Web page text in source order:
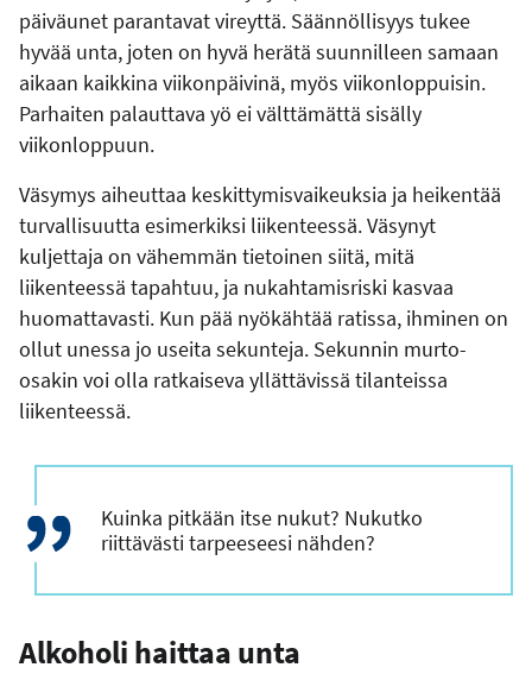
päiväunet parantavat vireyttä. Säännöllisyys tukee
hyvää unta, joten on hyvä herätä suunnilleen samaan
aikaan kaikkina viikonpäivinä, myös viikonloppuisin.
Parhaiten palauttava yö ei välttämättä sisälly
viikonloppuun.
Väsymys aiheuttaa keskittymisvaikeuksia ja heikentää
turvallisuutta esimerkiksi liikenteessä. Väsynyt
kuljettaja on vähemmän tietoinen siitä, mitä
liikenteessä tapahtuu, ja nukahtamisriski kasvaa
huomattavasti. Kun pää nyökähtää ratissa, ihminen on
ollut unessa jo useita sekunteja. Sekunnin murto-
osakin voi olla ratkaiseva yllättävissä tilanteissa
liikenteessä.
Kuinka pitkään itse nukut? Nukutko
riittävästi tarpeeseesi nähden?
Alkoholi haittaa unta